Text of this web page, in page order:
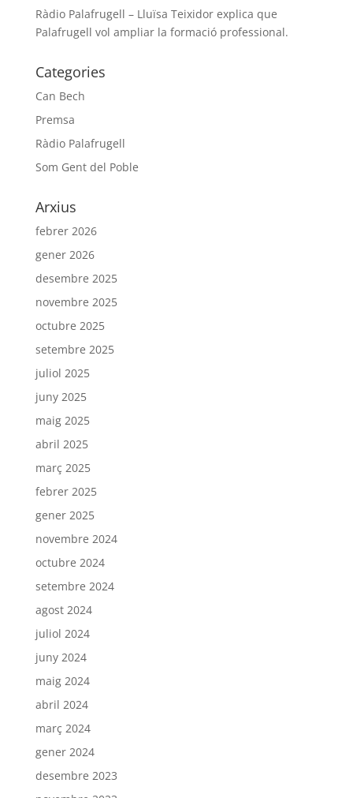
Ràdio Palafrugell – Lluïsa Teixidor explica que
Palafrugell vol ampliar la formació professional.
Categories
Can Bech
Premsa
Ràdio Palafrugell
Som Gent del Poble
Arxius
febrer 2026
gener 2026
desembre 2025
novembre 2025
octubre 2025
setembre 2025
juliol 2025
juny 2025
maig 2025
abril 2025
març 2025
febrer 2025
gener 2025
novembre 2024
octubre 2024
setembre 2024
agost 2024
juliol 2024
juny 2024
maig 2024
abril 2024
març 2024
gener 2024
desembre 2023